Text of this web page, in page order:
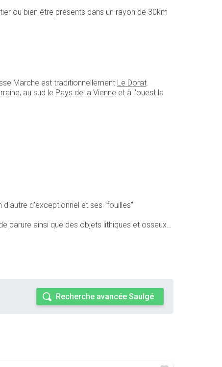
ou bien être présents dans un rayon de 30km
Marche est traditionnellement Le Dorat.
, au sud le Pays de la Vienne et à l'ouest la
d'autre d'exceptionnel et ses "fouilles"
parure ainsi que des objets lithiques et osseux…
Recherche avancée Saulgé